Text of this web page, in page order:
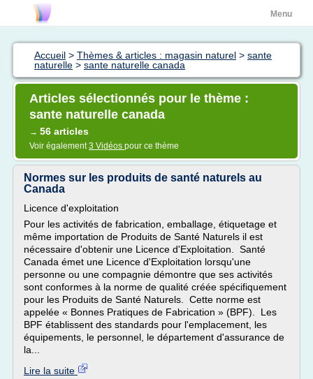
Menu
Accueil > Thèmes & articles : magasin naturel > sante
naturelle > sante naturelle canada
Articles sélectionnés pour le thème :
sante naturelle canada
→ 56 articles
Voir également3 Vidéos pour ce thème
Normes sur les produits de santé naturels au
Canada
Licence d'exploitation
Pour les activités de fabrication, emballage, étiquetage et
même importation de Produits de Santé Naturels il est
nécessaire d'obtenir une Licence d'Exploitation. Santé
Canada émet une Licence d'Exploitation lorsqu'une
personne ou une compagnie démontre que ses activités
sont conformes à la norme de qualité créée spécifiquement
pour les Produits de Santé Naturels. Cette norme est
appelée « Bonnes Pratiques de Fabrication » (BPF). Les
BPF établissent des standards pour l'emplacement, les
équipements, le personnel, le département d'assurance de
la...
Lire la suite